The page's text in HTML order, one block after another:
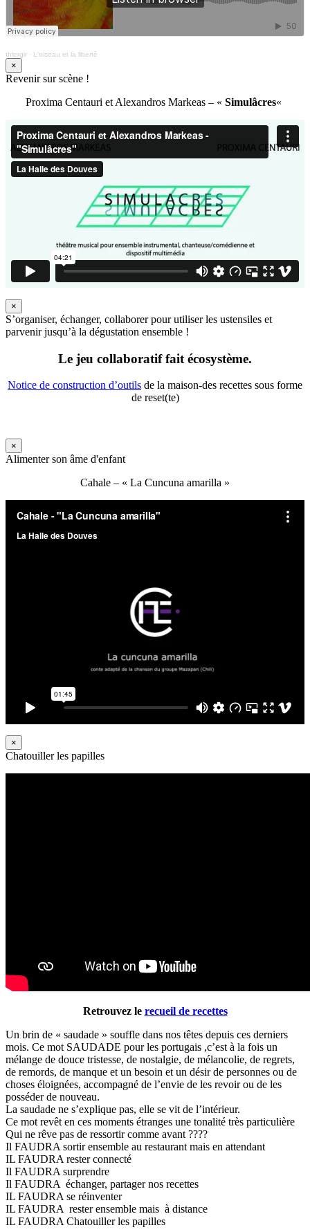
thiergir · L'oiseau et la liberté
×
Revenir sur scène !
Proxima Centauri et Alexandros Markeas – « Simulâcres«
×
S’organiser, échanger, collaborer pour utiliser les ustensiles et
parvenir jusqu’à la dégustation ensemble !
Le jeu collaboratif fait écosystème.
Notice de construction d’outils de la maison-des recettes sous forme
de reset(te)
×
Alimenter son âme d'enfant
Cahale – « La Cuncuna amarilla »
×
Chatouiller les papilles
Retrouvez le recueil de recettes
Un brin de « saudade » souffle dans nos têtes depuis ces derniers
mois. Ce mot SAUDADE pour les portugais ,c’est à la fois un
mélange de douce tristesse, de nostalgie, de mélancolie, de regrets,
de remords, de manque et un besoin et un désir de personnes ou de
choses éloignées, accompagné de l’envie de les revoir ou de les
posséder de nouveau.
La saudade ne s’explique pas, elle se vit de l’intérieur.
Ce mot revêt en ces moments étranges une tonalité très particulière
Qui ne rêve pas de ressortir comme avant ????
Il FAUDRA sortir ensemble au restaurant mais en attendant
IL FAUDRA rester connecté
Il FAUDRA surprendre
Il FAUDRA échanger, partager nos recettes
IL FAUDRA se réinventer
IL FAUDRA rester ensemble mais à distance
IL FAUDRA Chatouiller les papilles